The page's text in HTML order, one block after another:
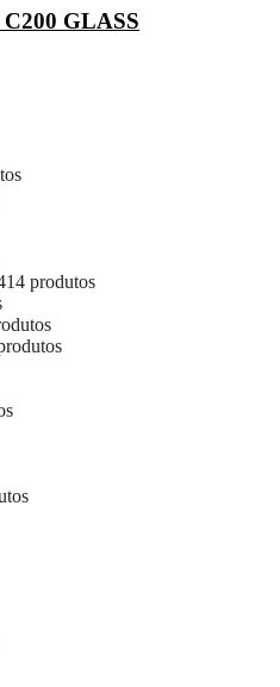
GLASS
14 produtos